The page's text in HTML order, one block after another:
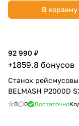
В корзину
92 990 ₽
+1859.8 бонусов
Станок
BELMASH P2000D
0 0 Достаточно